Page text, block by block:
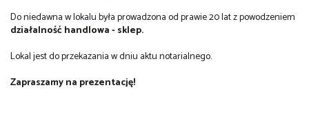
Do niedawna w lokalu była prowadzona od prawie 20 lat z powodzeniem
działalność handlowa - sklep.
Lokal jest do przekazania w dniu aktu notarialnego.
Zapraszamy na prezentację!